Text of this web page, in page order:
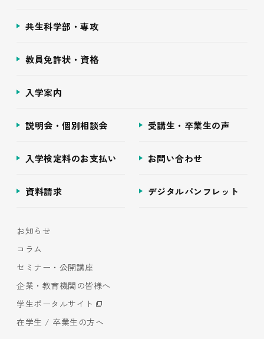
共生科学部・専攻
教員免許状・資格
入学案内
説明会・個別相談会 受講生・卒業生の声
入学検定料のお支払い お問い合わせ
資料請求 デジタルパンフレット
お知らせ
コラム
セミナー・公開講座
企業・教育機関の皆様へ
学生ポータルサイト
在学生 / 卒業生の方へ